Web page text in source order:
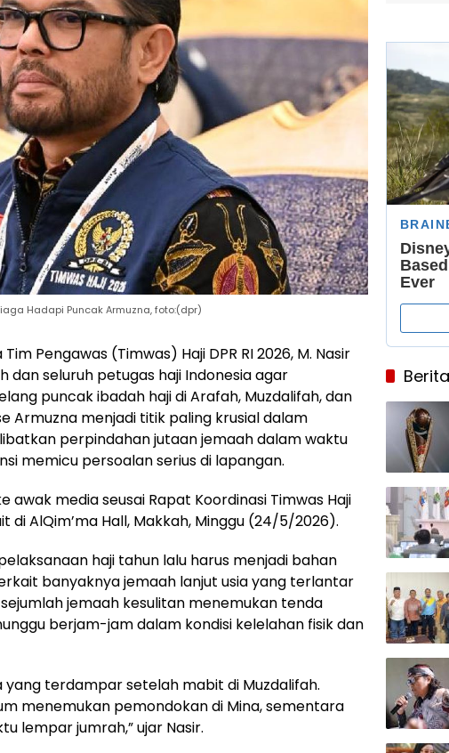
Hadapi Puncak Armuzna, foto:(dpr)
Pengawas (Timwas) Haji DPR RI 2026, M. Nasir
dan seluruh petugas haji Indonesia agar
puncak ibadah haji di Arafah, Muzdalifah, dan
Armuzna menjadi titik paling krusial dalam
perpindahan jutaan jemaah dalam waktu
memicu persoalan serius di lapangan.
awak media seusai Rapat Koordinasi Timwas Haji
di AlQim’ma Hall, Makkah, Minggu (24/5/2026).
haji tahun lalu harus menjadi bahan
banyaknya jemaah lanjut usia yang terlantar
jemaah kesulitan menemukan tenda
berjam-jam dalam kondisi kelelahan fisik dan
yang terdampar setelah mabit di Muzdalifah.
menemukan pemondokan di Mina, sementara
lempar jumrah,” ujar Nasir.